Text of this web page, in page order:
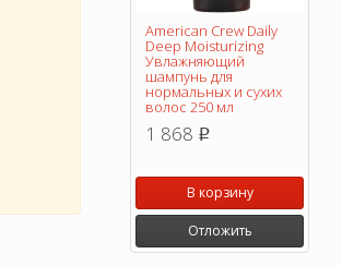
American Crew Daily
Deep Moisturizing
Увлажняющий
шампунь для
нормальных и сухих
волос 250 мл
1 868 p
В корзину
Отложить